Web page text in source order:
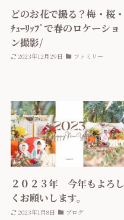
どのお花で撮る？梅・桜・
ﾁｭｰﾘｯﾌﾟで春のロケーショ
ン撮影/
2023年12月29日 ファミリー
２０２３年 今年もよろし
くお願いします。
2023年1月8日 ブログ